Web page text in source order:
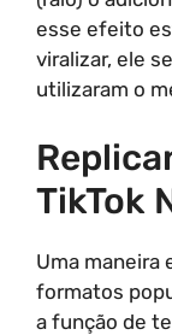
esse efeito
viralizar, ele
utilizaram o
TikTok
Uma maneira
formatos
a função de